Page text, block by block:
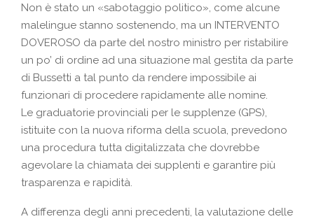
Non è stato un «sabotaggio politico», come alcune
malelingue stanno sostenendo, ma un INTERVENTO
DOVEROSO da parte del nostro ministro per ristabilire
un po’ di ordine ad una situazione mal gestita da parte
di Bussetti a tal punto da rendere impossibile ai
funzionari di procedere rapidamente alle nomine.
Le graduatorie provinciali per le supplenze (GPS),
istituite con la nuova riforma della scuola, prevedono
una procedura tutta digitalizzata che dovrebbe
agevolare la chiamata dei supplenti e garantire più
trasparenza e rapidità.
A differenza degli anni precedenti, la valutazione delle